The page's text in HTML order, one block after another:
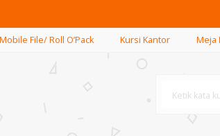
Mobile File/ Roll O’Pack Kursi Kantor Meja